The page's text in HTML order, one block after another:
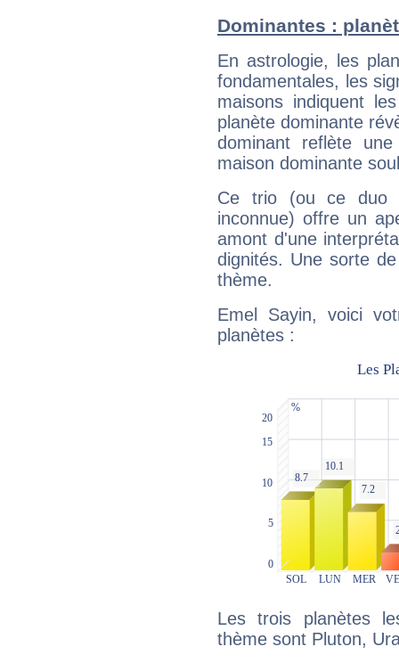
Dominantes :
En astrologie, les
fondamentales, les
maisons indiquent
planète dominante
dominant reflète
maison dominante
Ce trio (ou ce duo
inconnue) offre un
amont d'une
dignités. Une sorte
thème.
Emel Sayin, voici
planètes :
Les trois planètes
thème sont Pluton,